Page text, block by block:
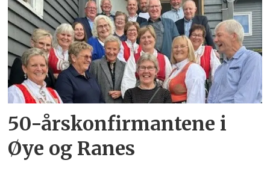
50-årskonfirmantene i
Øye og Ranes